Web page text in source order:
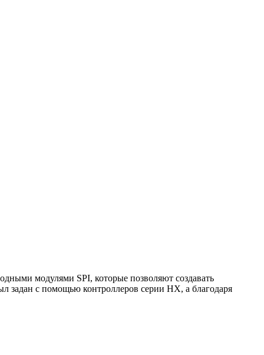
модулями SPI, которые позволяют создавать
задан с помощью контроллеров серии HX, а благодаря